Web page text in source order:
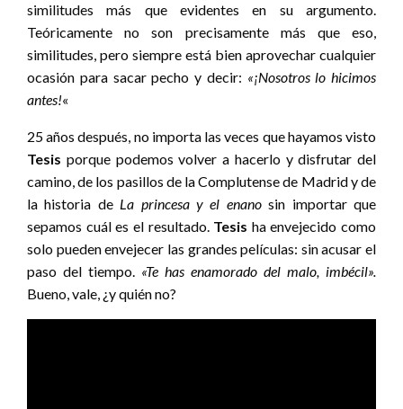
similitudes más que evidentes en su argumento.
Teóricamente no son precisamente más que eso,
similitudes, pero siempre está bien aprovechar cualquier
ocasión para sacar pecho y decir: «¡Nosotros lo hicimos
antes!«
25 años después, no importa las veces que hayamos visto
Tesis porque podemos volver a hacerlo y disfrutar del
camino, de los pasillos de la Complutense de Madrid y de
la historia de La princesa y el enanosin importar que
sepamos cuál es el resultado. Tesis ha envejecido como
solo pueden envejecer las grandes películas: sin acusar el
paso del tiempo. «Te has enamorado del malo, imbécil».
Bueno, vale, ¿y quién no?